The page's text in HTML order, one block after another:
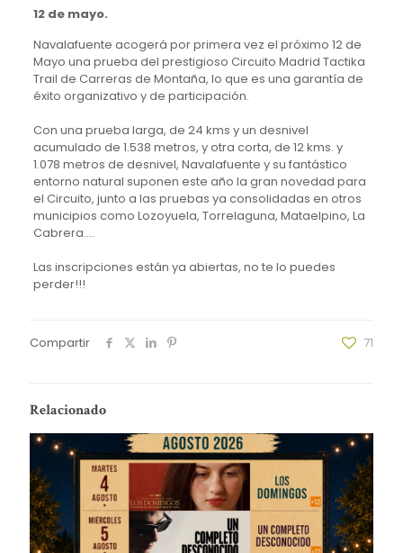
12 de mayo.
Navalafuente acogerá por primera vez el próximo 12 de
Mayo una prueba del prestigioso Circuito Madrid Tactika
Trail de Carreras de Montaña, lo que es una garantía de
éxito organizativo y de participación.
Con una prueba larga, de 24 kms y un desnivel
acumulado de 1.538 metros, y otra corta, de 12 kms. y
1.078 metros de desnivel, Navalafuente y su fantástico
entorno natural suponen este año la gran novedad para
el Circuito, junto a las pruebas ya consolidadas en otros
municipios como Lozoyuela, Torrelaguna, Mataelpino, La
Cabrera….
Las inscripciones están ya abiertas, no te lo puedes
perder!!!
Compartir 71
Relacionado